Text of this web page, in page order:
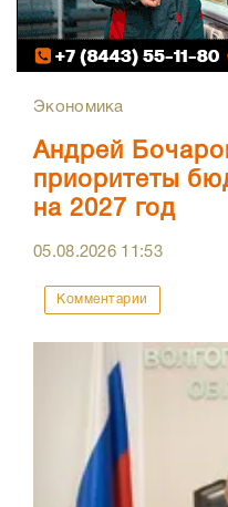
Экономика
Андрей
приоритеты
на 2027 год
05.08.2026 11:53
Комментарии